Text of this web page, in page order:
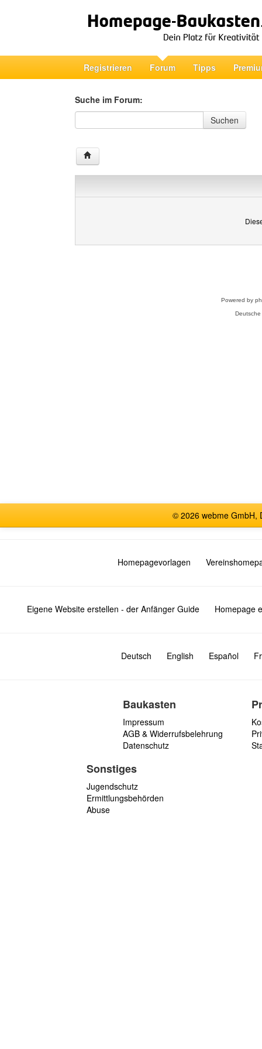
Registrieren Forum Tipps
Suche im Forum:
Suche im Forum
Suchen
Powered by
© 2026 webme GmbH,
Homepagevorlagen
Eigene Website erstellen - der Anfänger Guide Homepage
Deutsch English Español
Baukasten
Impressum
AGB & Widerrufsbelehrung
Datenschutz
Sonstiges
Jugendschutz
Ermittlungsbehörden
Abuse